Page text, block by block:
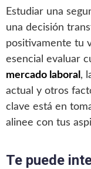
Estudiar una
una decisión
positivamente tu
esencial evaluar
mercado laboral ,
actual y otros
clave está en
alinee con tus
Te puede